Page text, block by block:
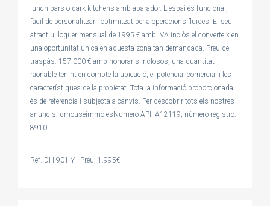
lunch bars o dark kitchens amb aparador. L espai és funcional,
fàcil de personalitzar i optimitzat per a operacions fluides. El seu
atractiu lloguer mensual de 1995 € amb IVA inclòs el converteix en
una oportunitat única en aquesta zona tan demandada. Preu de
traspàs: 157.000 € amb honoraris inclosos, una quantitat
raonable tenint en compte la ubicació, el potencial comercial i les
característiques de la propietat. Tota la informació proporcionada
és de referència i subjecta a canvis. Per descobrir tots els nostres
anuncis: drhouseimmo.esNúmero API: A12119, número registro:
8910
Ref. DH-901 Y - Preu: 1.995€